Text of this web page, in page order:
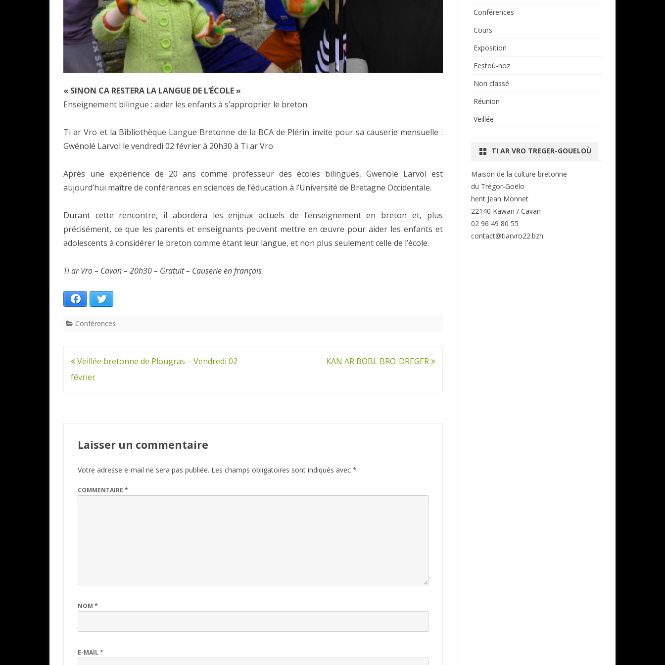
« SINON CA RESTERA LA LANGUE DE L’ÉCOLE »
Enseignement bilingue : aider les enfants à s’approprier le breton
Ti ar Vro et la Bibliothèque Langue Bretonne de la BCA de Plérin invite pour sa causerie mensuelle :
Gwénolé Larvol le vendredi 02 février à 20h30 à Ti ar Vro
Après une expérience de 20 ans comme professeur des écoles bilingues, Gwenole Larvol est
aujourd’hui maître de conférences en sciences de l’éducation à l’Université de Bretagne Occidentale.
Durant cette rencontre, il abordera les enjeux actuels de l’enseignement en breton et, plus
précisément, ce que les parents et enseignants peuvent mettre en œuvre pour aider les enfants et
adolescents à considérer le breton comme étant leur langue, et non plus seulement celle de l’école.
Ti ar Vro – Cavan – 20h30 – Gratuit – Causerie en français
Facebook
Conférences
Navigation
de
Veillée bretonne de Plougras – Vendredi 02
février
KAN AR BOBL BRO-DREGER
Laisser un commentaire
Votre adresse e-mail ne sera pas publiée. Les champs obligatoires sont indiqués avec *
COMMENTAIRE *
NOM *
E-MAIL*
Conférences
Cours
Exposition
Festoù-noz
Non classé
Réunion
Veillée
TI AR VRO TREGER-GOUELOÙ
Maison de la culture bretonne
du Trégor-Goëlo
hent Jean Monnet
22140 Kawan / Cavan
02 96 49 80 55
contact@tiarvro22.bzh